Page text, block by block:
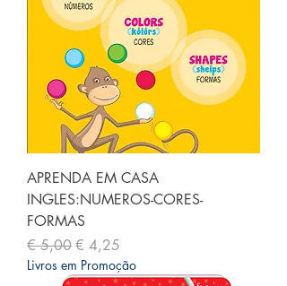
APRENDA EM CASA
INGLES:NUMEROS-CORES-
FORMAS
Preço normal
€ 5,00Preço promocional
€ 4,25
Livros em Promoção